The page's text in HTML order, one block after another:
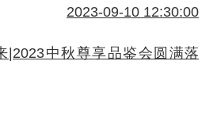
2023-09-10 12:30:00
|2023中秋尊享品鉴会圆满落